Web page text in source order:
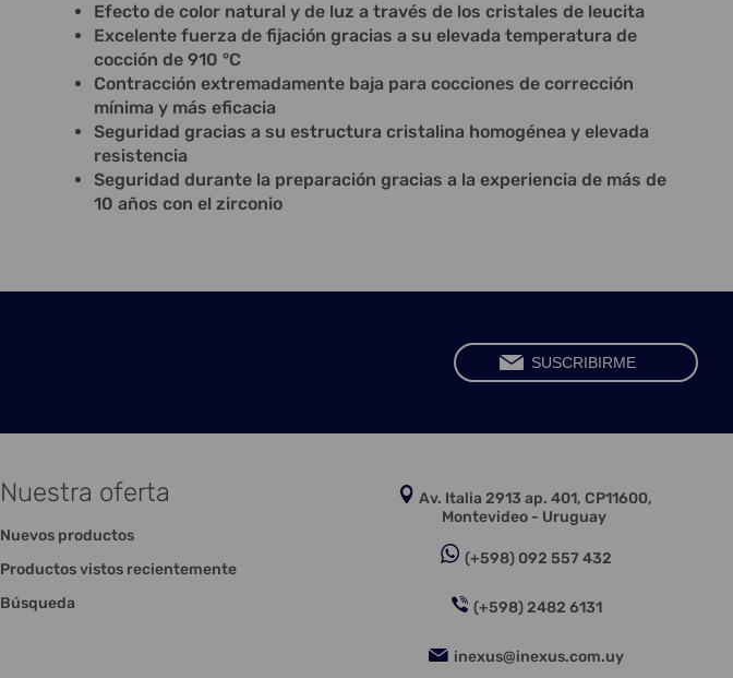
Efecto de color natural y de luz a través de los cristales de leucita
Excelente fuerza de fijación gracias a su elevada temperatura de
cocción de 910 °C
Contracción extremadamente baja para cocciones de corrección
mínima y más eficacia
Seguridad gracias a su estructura cristalina homogénea y elevada
resistencia
Seguridad durante la preparación gracias a la experiencia de más de
10 años con el zirconio
Nuestra oferta
Nuevos productos
Productos vistos recientemente
Búsqueda
Av. Italia 2913 ap. 401, CP11600,
Montevideo - Uruguay
(+598) 092 557 432
(+598) 2482 6131
inexus@inexus.com.uy